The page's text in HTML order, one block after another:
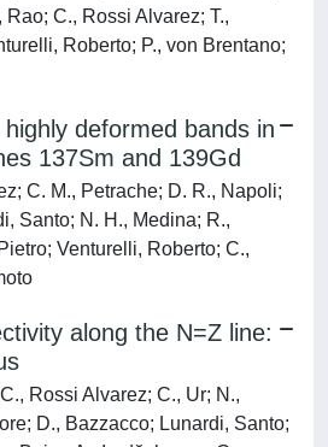
C., Rossi Alvarez; T.,
Roberto; P., von Brentano;
deformed bands in
137Sm and 139Gd
C. M., Petrache; D. R., Napoli;
Santo; N. H., Medina; R.,
Venturelli, Roberto; C.,
along the N=Z line:
Rossi Alvarez; C., Ur; N.,
D., Bazzacco; Lunardi, Santo;